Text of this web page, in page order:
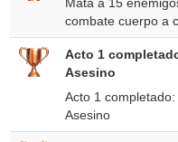
combate cuerpo a
Acto 1
Asesino
Acto 1 completado:
Asesino